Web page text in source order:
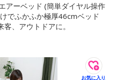
アーベッド (簡単ダイヤル操作
でふかふか極厚46cmベッド
、アウトドアに。